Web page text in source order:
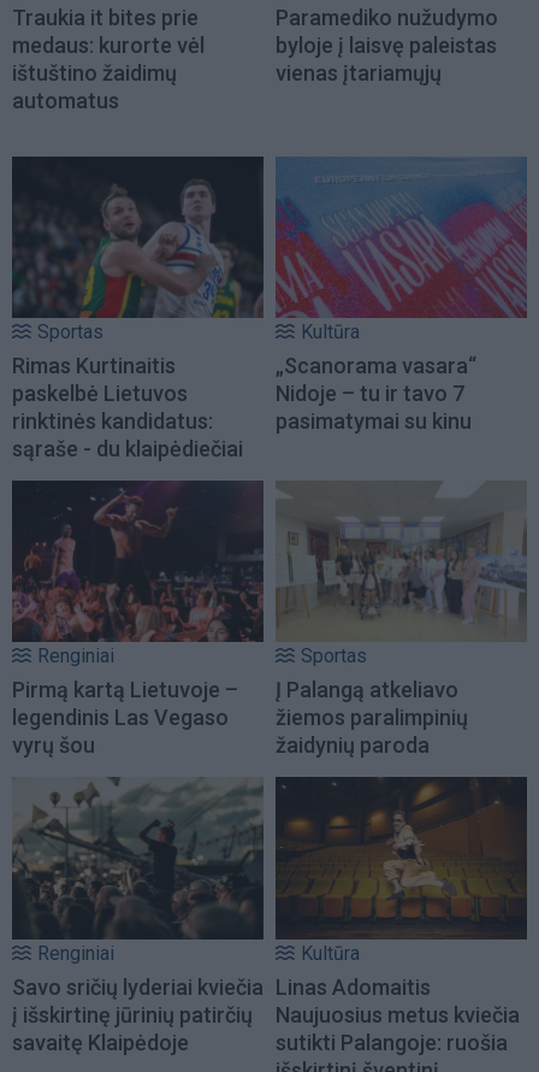
Traukia it bites prie
medaus: kurorte vėl
ištuštino žaidimų
automatus
Paramediko nužudymo
byloje į laisvę paleistas
vienas įtariamųjų
Sportas
Rimas Kurtinaitis
paskelbė Lietuvos
rinktinės kandidatus:
sąraše - du klaipėdiečiai
Kultūra
„Scanorama vasara“
Nidoje – tu ir tavo 7
pasimatymai su kinu
Renginiai
Pirmą kartą Lietuvoje –
legendinis Las Vegaso
vyrų šou
Sportas
Į Palangą atkeliavo
žiemos paralimpinių
žaidynių paroda
Renginiai
Savo sričių lyderiai kviečia
į išskirtinę jūrinių patirčių
savaitę Klaipėdoje
Kultūra
Linas Adomaitis
Naujuosius metus kviečia
sutikti Palangoje: ruošia